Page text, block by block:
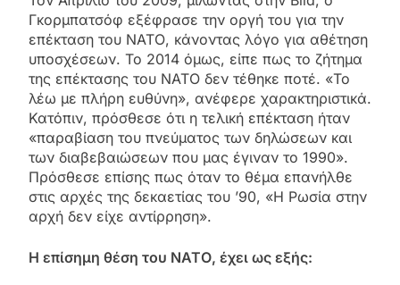
Γκορμπατσόφ εξέφρασε την οργή του για την
επέκταση του ΝΑΤΟ, κάνοντας λόγο για αθέτηση
υποσχέσεων. Το 2014 όμως, είπε πως το ζήτημα
της επέκτασης του ΝΑΤΟ δεν τέθηκε ποτέ. «Το
λέω με πλήρη ευθύνη», ανέφερε χαρακτηριστικά.
Κατόπιν, πρόσθεσε ότι η τελική επέκταση ήταν
«παραβίαση του πνεύματος των δηλώσεων και
των διαβεβαιώσεων που μας έγιναν το 1990».
Πρόσθεσε επίσης πως όταν το θέμα επανήλθε
στις αρχές της δεκαετίας του ’90, «Η Ρωσία στην
αρχή δεν είχε αντίρρηση».
Η επίσημη θέση του ΝΑΤΟ, έχει ως εξής: